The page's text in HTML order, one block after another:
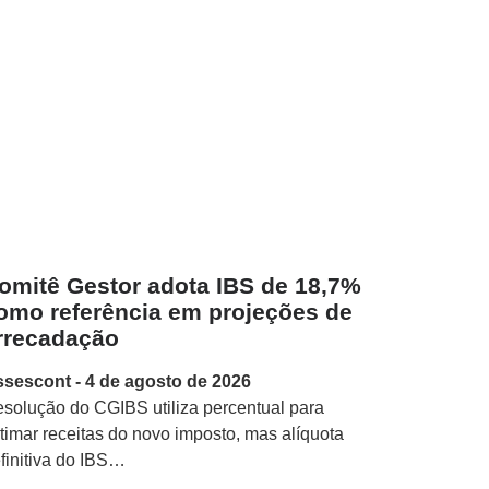
Gestor adota IBS de 18,7%
referência em projeções de
4 de agosto de 2026
do CGIBS utiliza percentual para
receitas do novo imposto, mas alíquota
do IBS…